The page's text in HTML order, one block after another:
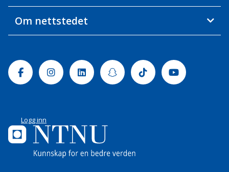
Om nettstedet
FacebookInstagramLinkedinSnapchatTiktok Youtube
Logg inn